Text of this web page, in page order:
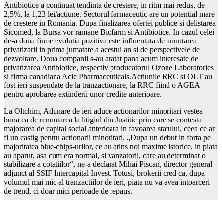
Antibiotice a continuat tendinta de crestere, in ritm mai redus, de
2,5%, la 1,23 lei/actiune. Sectorul farmaceutic are un potential mare
de crestere in Romania. Dupa finalizarea ofertei publice si delistarea
Sicomed, la Bursa vor ramane Biofarm si Antibiotice. In cazul celei
de-a doua firme evolutia pozitiva este influentata de anuntarea
privatizarii in prima jumatate a acestui an si de perspectivele de
dezvoltare. Doua companii s-au aratat pana acum interesate de
privatizarea Antibiotice, respectiv producatorul Ozone Laboratories
si firma canadiana Acic Pharmaceuticals.Actiunile RRC si OLT au
fost ieri suspendate de la tranzactionare, la RRC fiind o AGEA
pentru aprobarea extinderii unor credite anterioare.
La Oltchim, Adunare de ieri aduce actionarilor minoritari vestea
buna ca de renuntarea la litigiul din Justitie prin care se contesta
majorarea de capital social anterioara in favoarea statului, ceea ce ar
fi un castig pentru actionarii minoritari. „Dupa un debut in forta pe
majoritatea blue-chips-urilor, ce au atins noi maxime istorice, in piata
au aparut, asa cum era normal, si vanzatorii, care au determinat o
stabilizare a cotatiilor“, ne-a declarat Mihai Piscan, director general
adjunct al SSIF Intercapital Invest. Totusi, brokerii cred ca, dupa
volumul mai mic al tranzactiilor de ieri, piata nu va avea intoarceri
de trend, ci doar mici perioade de repaus.